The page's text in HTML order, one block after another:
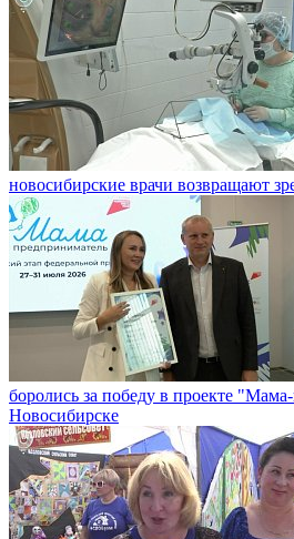
новосибирские врачи возвращают
боролись за победу в проекте
Новосибирске